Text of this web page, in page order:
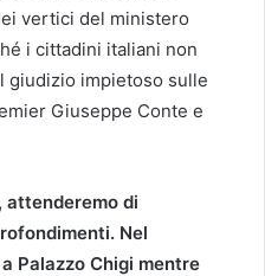
vertici del ministero
i cittadini italiani non
giudizio impietoso sulle
Giuseppe Conte e
attenderemo di
Nel
Palazzo Chigi mentre